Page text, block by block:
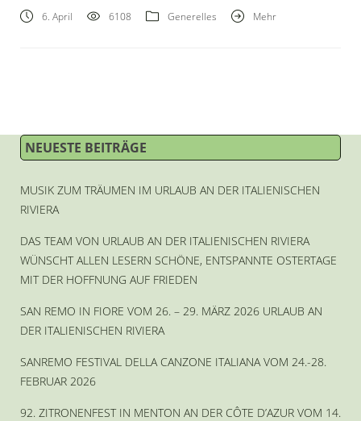
6. April 6108 Generelles Mehr
NEUESTE BEITRÄGE
MUSIK ZUM TRÄUMEN IM URLAUB AN DER ITALIENISCHEN
RIVIERA
DAS TEAM VON URLAUB AN DER ITALIENISCHEN RIVIERA
WÜNSCHT ALLEN LESERN SCHÖNE, ENTSPANNTE OSTERTAGE
MIT DER HOFFNUNG AUF FRIEDEN
SAN REMO IN FIORE VOM 26. – 29. MÄRZ 2026 URLAUB AN
DER ITALIENISCHEN RIVIERA
SANREMO FESTIVAL DELLA CANZONE ITALIANA VOM 24.-28.
FEBRUAR 2026
92. ZITRONENFEST IN MENTON AN DER CÔTE D’AZUR VOM 14.